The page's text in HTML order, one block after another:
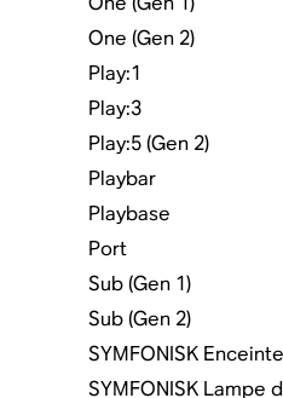
One (Gen 2)
Play:1
Play:3
Play:5 (Gen 2)
Playbar
Playbase
Port
Sub (Gen 1)
Sub (Gen 2)
SYMFONISK
SYMFONISK Lampe